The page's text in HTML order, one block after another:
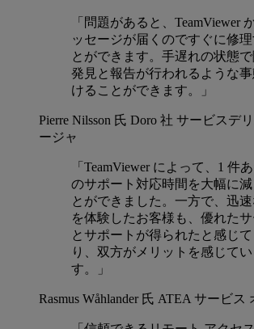
「問題があると、TeamViewer
ッセージが届くのですぐに修理
とができます。手遅れの状態
発見と報告が行われるような
けることができます。」
Pierre Nilsson 氏 Doro 社 サービスデ
ージャ
「TeamViewer によって、1 件
のサポート対応時間を大幅に減
とができました。一方で、迅
を体験したお客様も、優れたサ
とサポートが得られたと感じて
り、双方がメリットを感じてい
す。」
Rasmus Wåhlander 氏 ATEA サービス